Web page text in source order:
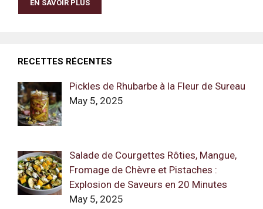
EN SAVOIR PLUS
RECETTES RÉCENTES
Pickles de Rhubarbe à la Fleur de Sureau
May 5, 2025
Salade de Courgettes Rôties, Mangue,
Fromage de Chèvre et Pistaches :
Explosion de Saveurs en 20 Minutes
May 5, 2025